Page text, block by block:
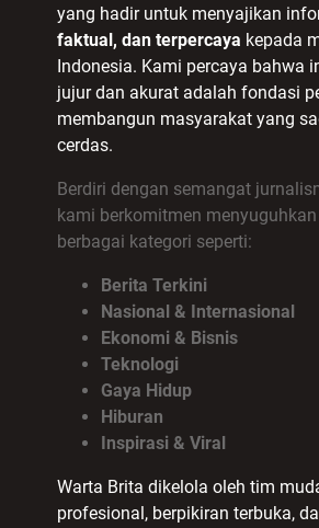
yang hadir untuk menyajikan
faktual, dan terpercaya kepada
Indonesia. Kami percaya bahwa
jujur dan akurat adalah fondasi
membangun masyarakat yang
cerdas.
Berdiri dengan semangat
kami berkomitmen
berbagai kategori seperti:
Berita Terkini
Nasional & Internasional
Ekonomi & Bisnis
Teknologi
Gaya Hidup
Hiburan
Inspirasi & Viral
Warta Brita dikelola oleh tim
profesional, berpikiran terbuka,